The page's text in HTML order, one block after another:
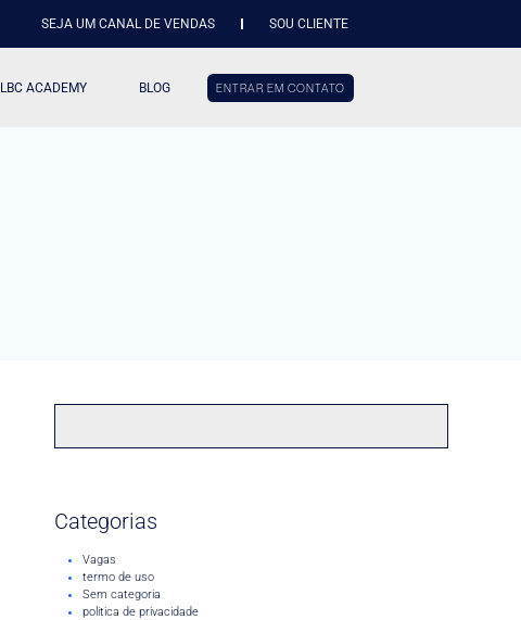
SEJA UM CANAL DE VENDAS SOU CLIENTE
LBC ACADEMY BLOG ENTRAR EM CONTATO
Categorias
Vagas
termo de uso
Sem categoria
politica de privacidade